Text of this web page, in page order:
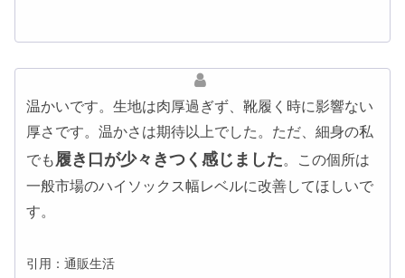
温かいです。生地は肉厚過ぎず、靴履く時に影響ない
厚さです。温かさは期待以上でした。ただ、細身の私
でも履き口が少々きつく感じました。この個所は
一般市場のハイソックス幅レベルに改善してほしいで
す。
引用：通販生活